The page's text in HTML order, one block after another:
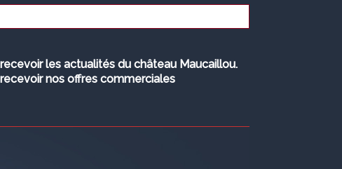
les actualités du château Maucaillou.
nos offres commerciales